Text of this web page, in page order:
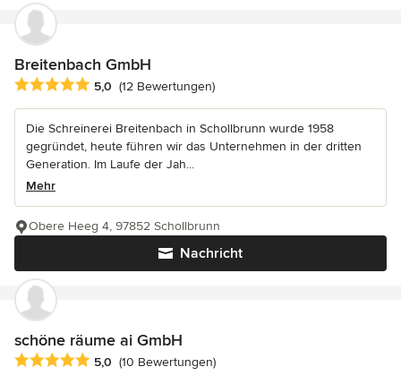
Breitenbach GmbH
Durchschnittliche Bewertung: 5 von 5 Sternen
5,0 (12 Bewertungen)
Die Schreinerei Breitenbach in Schollbrunn wurde 1958
gegründet, heute führen wir das Unternehmen in der dritten
Generation. Im Laufe der Jah...
Mehr
Nachricht
Obere Heeg 4, 97852 Schollbrunn
schöne räume ai GmbH
Durchschnittliche Bewertung: 5 von 5 Sternen
5,0 (10 Bewertungen)